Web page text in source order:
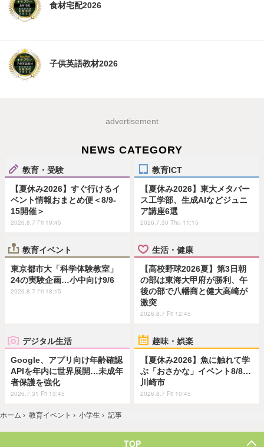
食材宅配2026
子供英語教材2026
advertisement
NEWS CATEGORY
教育・受験
【夏休み2026】すぐ行けるイ
ベント情報おまとめ便＜8/9-
15開催＞
2026.8.7 Fri 19:45
教育ICT
【夏休み2026】東大メタバー
ス工学部、生成AIなどジュニ
ア講座6選
2026.7.30 Thu 11:15
教育イベント
東京都市大「科学体験教室」
24の実験企画…小中向け9/6
2026.8.7 Fri 18:15
生活・健康
【高校野球2026夏】第3日朝
の部は東海大甲府が勝利、午
後の部で八幡商と健大高崎が
激突
2026.8.7 Fri 12:45
デジタル生活
Google、アプリ向け年齢確認
APIを年内に世界展開…未成年
者保護を強化
2026.7.31 Fri 13:45
趣味・娯楽
【夏休み2026】魚に触れて学
ぶ「おさかな」イベント8/8…
川崎市
2026.8.7 Fri 10:45
ホーム › 教育イベント › 小学生 › 記事
TOP